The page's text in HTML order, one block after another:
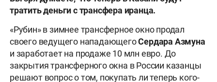
тратить деньги с трансфера иранца.
«Рубин» в зимнее трансферное окно продал
своего ведущего нападающегоСердара Азмуна
и заработает на продаже 10 млн евро. До
закрытия трансферного окна в России казанцы
решают вопрос о том, покупать ли теперь кого-